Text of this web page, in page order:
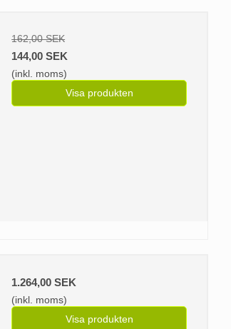
162,00 SEK
144,00 SEK
(inkl. moms)
Visa produkten
1.264,00 SEK
(inkl. moms)
Visa produkten